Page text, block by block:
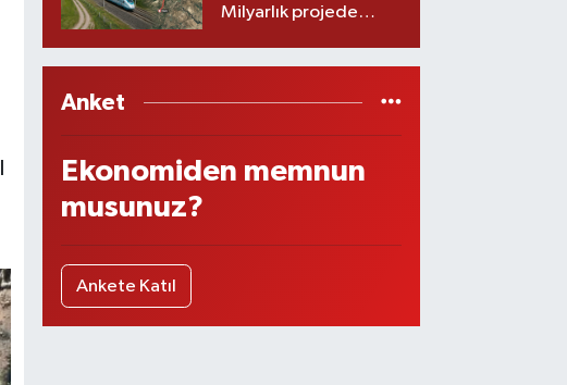
Milyarlık projede
Anket
Ekonomiden memnun
musunuz?
Ankete Katıl